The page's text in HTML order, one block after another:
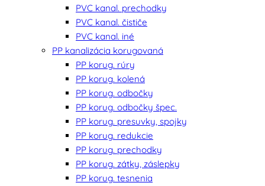
PVC kanal. prechodky
PVC kanal. čističe
PVC kanal. iné
PP kanalizácia korugovaná
PP korug. rúry
PP korug. kolená
PP korug. odbočky
PP korug. odbočky špec.
PP korug. presuvky, spojky
PP korug. redukcie
PP korug. prechodky
PP korug. zátky, záslepky
PP korug. tesnenia